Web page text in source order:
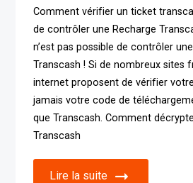
Comment vérifier un ticket
de contrôler une Recharge
n’est pas possible de contrôler
Transcash ! Si de nombreux sites
internet proposent de vérifier
jamais votre code de
que Transcash. Comment
Transcash
Lire la suite